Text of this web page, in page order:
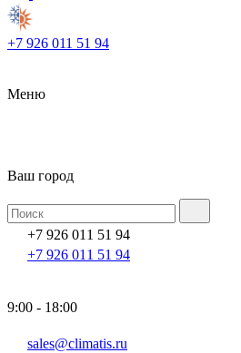
+7 926 011 51 94
Меню
Ваш город
+7 926 011 51 94
+7 926 011 51 94
9:00 - 18:00
sales@climatis.ru